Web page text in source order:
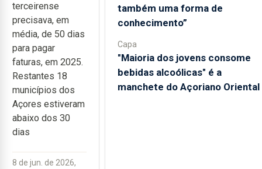
terceirense
precisava, em
média, de 50 dias
para pagar
faturas, em 2025.
Restantes 18
municípios dos
Açores estiveram
abaixo dos 30
dias
8 de jun. de 2026,
também uma forma de
conhecimento”
Capa
"Maioria dos jovens consome
bebidas alcoólicas" é a
manchete do Açoriano Oriental